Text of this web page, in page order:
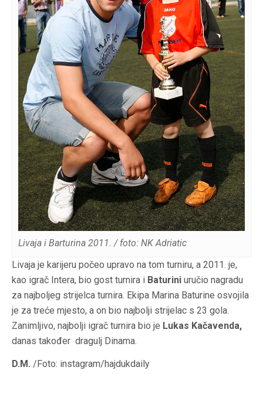
Livaja i Barturina 2011. / foto: NK Adriatic
Livaja je karijeru počeo upravo na tom turniru, a 2011. je,
kao igrač Intera, bio gost turnira i Baturini uručio nagradu
za najboljeg strijelca turnira. Ekipa Marina Baturine osvojila
je za treće mjesto, a on bio najbolji strijelac s 23 gola.
Zanimljivo, najbolji igrač turnira bio je Lukas Kačavenda,
danas također dragulj Dinama.
D.M. /Foto: instagram/hajdukdaily